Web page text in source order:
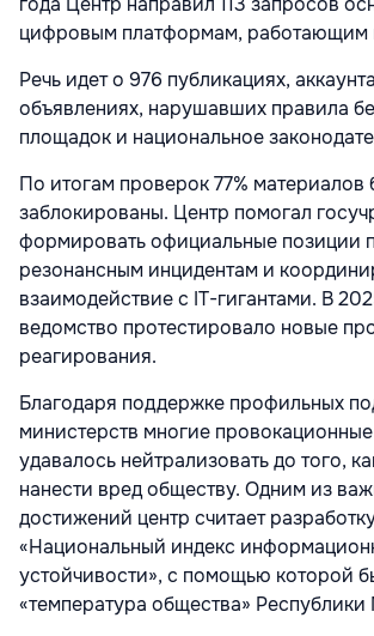
цифровым платформам, работающим
Речь идет о 976 публикациях,
объявлениях, нарушавших правила
площадок и национальное
По итогам проверок 77% материалов
заблокированы. Центр помогал
формировать официальные позиции
резонансным инцидентам и
взаимодействие с IT-гигантами. В
ведомство протестировало новые
реагирования.
Благодаря поддержке профильных
министерств многие провокационные
удавалось нейтрализовать до того,
нанести вред обществу. Одним из
достижений центр считает
«Национальный индекс
устойчивости», с помощью которой
«температура общества»